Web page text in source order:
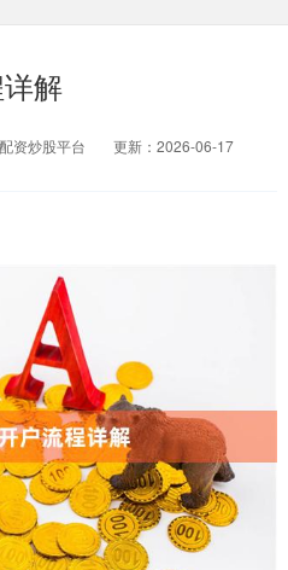
解
资炒股平台
更新：2026-06-17